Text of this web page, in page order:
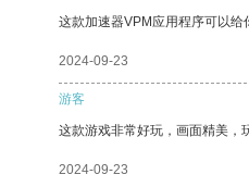
这款加速器VPM应用程序可以
2024-09-23
游客
这款游戏非常好玩，画面精美，
2024-09-23